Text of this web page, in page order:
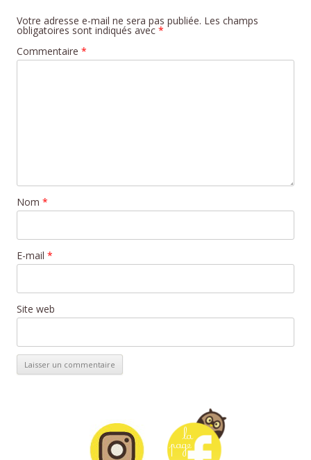
Votre adresse e-mail ne sera pas publiée. Les champs
obligatoires sont indiqués avec *
Commentaire *
Nom *
E-mail *
Site web